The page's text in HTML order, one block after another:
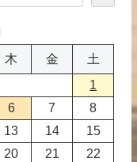
木 金
土
1
6 7
8
13 14
15
20 21
22